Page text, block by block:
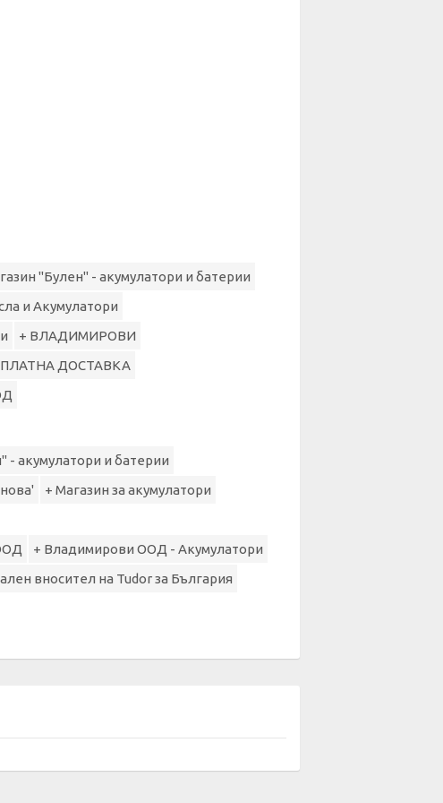
"Булен" - акумулатори и батерии
и Акумулатори
+ ВЛАДИМИРОВИ
ДОСТАВКА
- акумулатори и батерии
+ Магазин за акумулатори
+ Владимирови ООД - Акумулатори
вносител на Tudor за България